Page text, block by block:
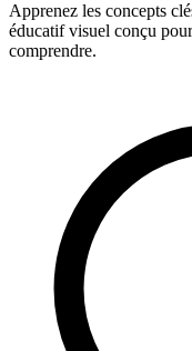
Apprenez les concepts
éducatif visuel conçu
comprendre.